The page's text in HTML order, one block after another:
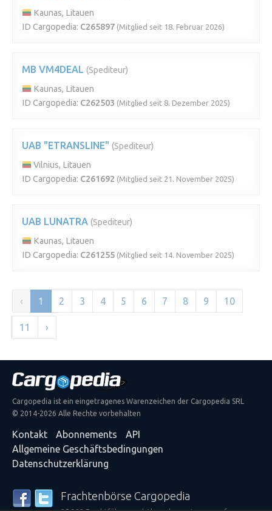
Kaunas, Litauen
ID Cargopedia: C265897 (Mitglied seit 18. Februar 2026)
MB VM4DEAL (Spediteur)
Kaunas, Litauen
ID Cargopedia: C262503 (Mitglied seit 8. Dezember 2025)
UAB "ETRANSLINE" (Spediteur)
Vilnius, Litauen
ID Cargopedia: C261692 (Mitglied seit 21. November 2025)
UAB LUNATRA (Spediteur)
Kaunas, Litauen
ID Cargopedia: C261255 (Mitglied seit 14. November 2025)
‹ 1 2 3 4 5 6 7 8 9 10
11 ›
Cargopedia ist ein eingetragenes Warenzeichen der Cargopedia SRL
© 2014-2026 Alle Rechte vorbehalten
Kontakt Abonnements
API
Allgemeine Geschäftsbedingungen
Datenschutzerklärung
Frachtenbörse Cargopedia